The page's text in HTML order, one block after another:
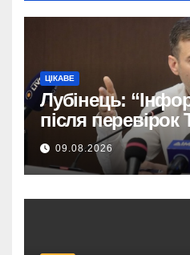
ЦІКАВЕ
Лубінець:
після перевірок
Закарпатті.
09.08.2026